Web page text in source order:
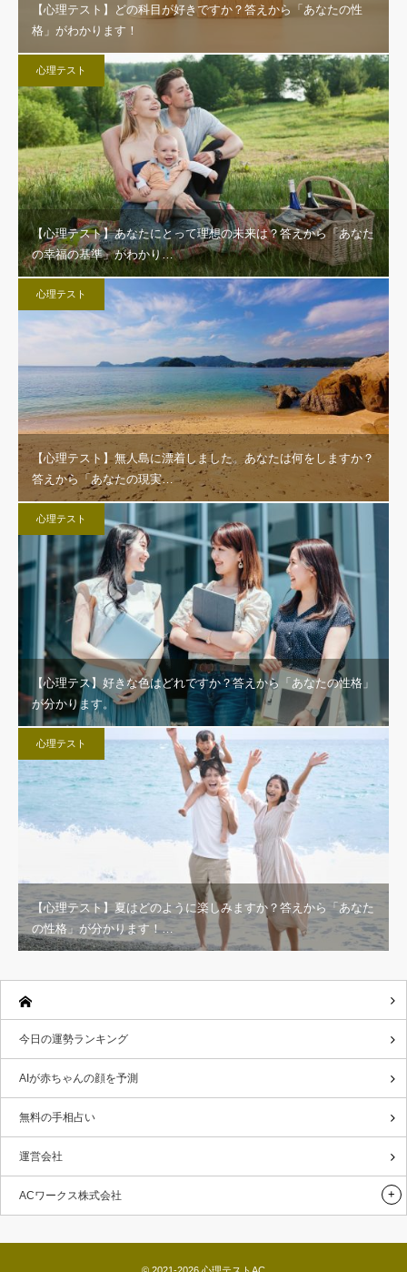
【心理テスト】どの科目が好きですか？答えから「あなたの性
格」がわかります！
心理テスト
【心理テスト】あなたにとって理想の未来は？答えから「あなた
の幸福の基準」がわかり…
心理テスト
【心理テスト】無人島に漂着しました。あなたは何をしますか？
答えから「あなたの現実…
心理テスト
【心理テス】好きな色はどれですか？答えから「あなたの性格」
が分かります。
心理テスト
【心理テスト】夏はどのように楽しみますか？答えから「あなた
の性格」が分かります！…
今日の運勢ランキング
AIが赤ちゃんの顔を予測
無料の手相占い
運営会社
ACワークス株式会社